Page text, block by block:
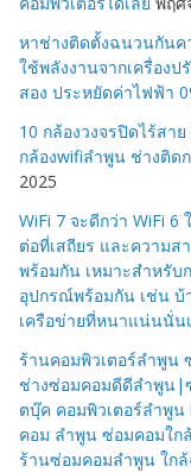
หาช่างติดตั้งฉนวนกันค
ใช้พลังงานจากเครื่อง
สอง ประหยัดค่าไฟฟ้า
10 กล้องวงจรปิดไร้สา
กล้องwifiลำพูน ช่างติด
2025
WiFi 7 จะดีกว่า WiFi
ต่อที่เสถียร และความส
พร้อมกัน เหมาะสำหรับ
อุปกรณ์พร้อมกัน เช่น
เครือข่ายที่หนาแน่นนั่น
ร้านคอมพิวเตอร์ลำพูน
ช่างซ่อมคอมดีดีลำพูน|
ตบุ๊ค คอมพิวเตอร์ลำพู
คอม ลำพูน ซ่อมคอมใ
ร้านซ่อมคอมลำพูน ใก